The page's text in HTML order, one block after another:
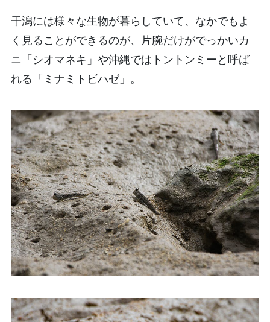
干潟には様々な生物が暮らしていて、なかでもよ
く見ることができるのが、片腕だけがでっかいカ
ニ「シオマネキ」や沖縄ではトントンミーと呼ば
れる「ミナミトビハゼ」。